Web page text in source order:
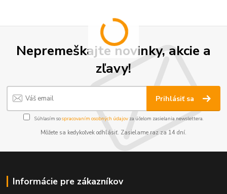
Nepremeškajte novinky, akcie a
zľavy!
Prihlásiť sa
Súhlasím sospracovaním osobných údajov za účelom zasielania newslettera.
Môžete sa kedykoľvek odhlásiť. Zasielame raz za 14 dní.
Informácie pre zákazníkov